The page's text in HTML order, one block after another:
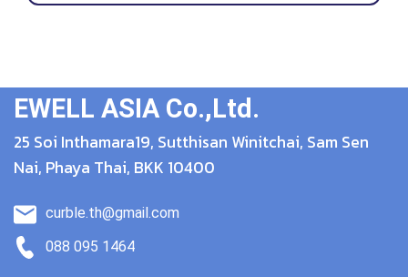
EWELL ASIA Co.,Ltd.
25 Soi Inthamara19, Sutthisan Winitchai, Sam Sen
Nai, Phaya Thai, BKK 10400
curble.th@gmail.com
088 095 1464